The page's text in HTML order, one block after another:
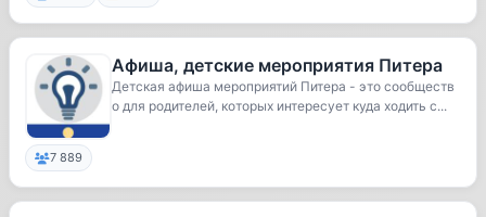
Афиша, детские мероприятия Питера
Детская афиша мероприятий Питера - это сообществ
о для родителей, которых интересует куда ходить с...
7 889